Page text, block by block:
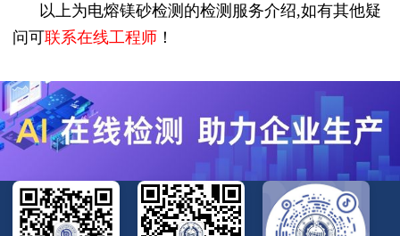
以上为电熔镁砂检测的检测服务介绍,如有其他疑
问可联系在线工程师 ！